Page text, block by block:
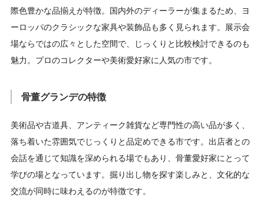
際色豊かな品揃えが特徴。国内外のディーラーが集まるため、ヨ
ーロッパのクラシックな家具や装飾品も多く見られます。展示会
場ならではの広々とした空間で、じっくりと比較検討できるのも
魅力。プロのコレクターや美術愛好家に人気の市です。
骨董グランデの特徴
美術品や古道具、アンティーク雑貨など専門性の高い品が多く、
落ち着いた雰囲気でじっくりと品定めできる市です。出店者との
会話を通じて知識を深められる場でもあり、骨董愛好家にとって
学びの場となっています。掘り出し物を探す楽しみと、文化的な
交流が同時に味わえるのが特徴です。